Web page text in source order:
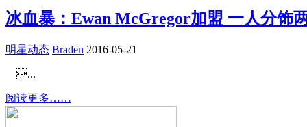
冰血暴：Ewan McGregor加盟 一人分饰
明星动态 Braden 2016-05-21
...
阅读更多……